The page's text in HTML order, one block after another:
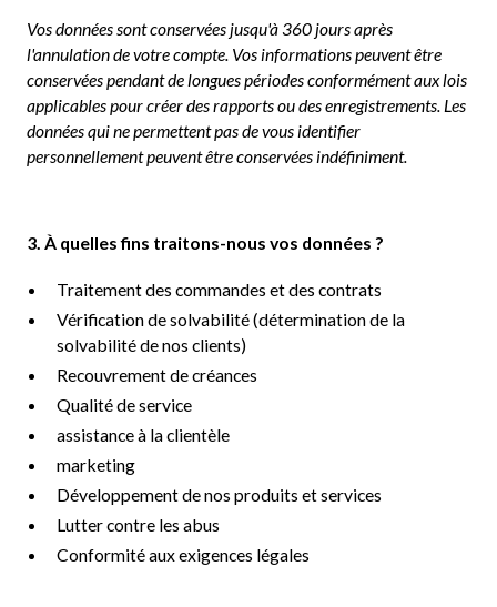
Vos données sont conservées jusqu'à 360 jours après
l'annulation de votre compte. Vos informations peuvent être
conservées pendant de longues périodes conformément aux lois
applicables pour créer des rapports ou des enregistrements. Les
données qui ne permettent pas de vous identifier
personnellement peuvent être conservées indéfiniment.
3. À quelles fins traitons-nous vos données ?
Traitement des commandes et des contrats
Vérification de solvabilité (détermination de la
solvabilité de nos clients)
Recouvrement de créances
Qualité de service
assistance à la clientèle
marketing
Développement de nos produits et services
Lutter contre les abus
Conformité aux exigences légales